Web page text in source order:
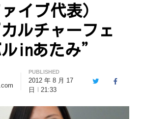
イブ代表）
ルチャーフェ
inあたみ”
PUBLISHED
2012 年 8 月 17
日
21:33
TwitterFacebook